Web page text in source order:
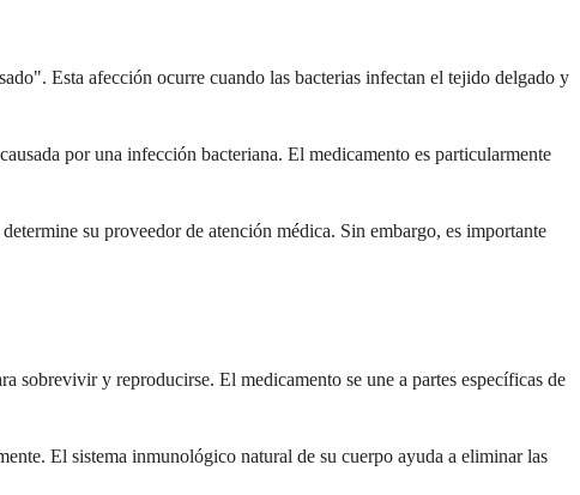
Esta afección ocurre cuando las bacterias infectan el tejido delgado y
por una infección bacteriana. El medicamento es particularmente
su proveedor de atención médica. Sin embargo, es importante
sobrevivir y reproducirse. El medicamento se une a partes específicas de
El sistema inmunológico natural de su cuerpo ayuda a eliminar las